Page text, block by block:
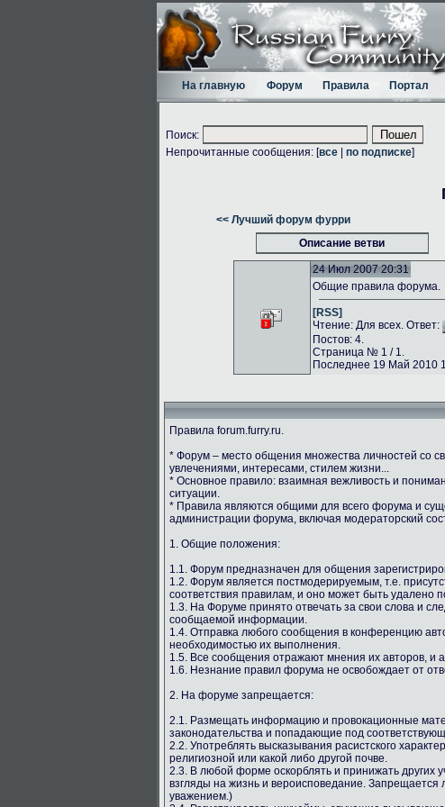
На главную Форум Правила Портал
Поиск:
Непрочитанные сообщения: [все по подписке]
<< Лучший форум фурри
Описание ветви
24 Июл 2007 20:31
Общие правила форума.
[RSS]
Чтение: Для всех. Ответ:
Постов: 4.
Страница № 1 / 1.
Последнее 19 Май 2010
Правила forum.furry.ru.
* Форум – место общения множества личностей со
увлечениями, интересами, стилем жизни...
* Основное правило: взаимная вежливость и
ситуации.
* Правила являются общими для всего форума и
администрации форума, включая модераторский
1. Общие положения:
1.1. Форум предназначен для общения
1.2. Форум является постмодерируемым, т.е.
соответствия правилам, и оно может быть удалено
1.3. На Форуме принято отвечать за свои слова и
сообщаемой информации.
1.4. Отправка любого сообщения в конференцию
необходимостью их выполнения.
1.5. Все сообщения отражают мнения их авторов, и
1.6. Незнание правил форума не освобождает от
2. На форуме запрещается:
2.1. Размещать информацию и провокационные
законодательства и попадающие под
2.2. Употреблять высказывания расистского
религиозной или какой либо другой почве.
2.3. В любой форме оскорблять и принижать других
взгляды на жизнь и вероисповедание. Запрещается
уважением.)